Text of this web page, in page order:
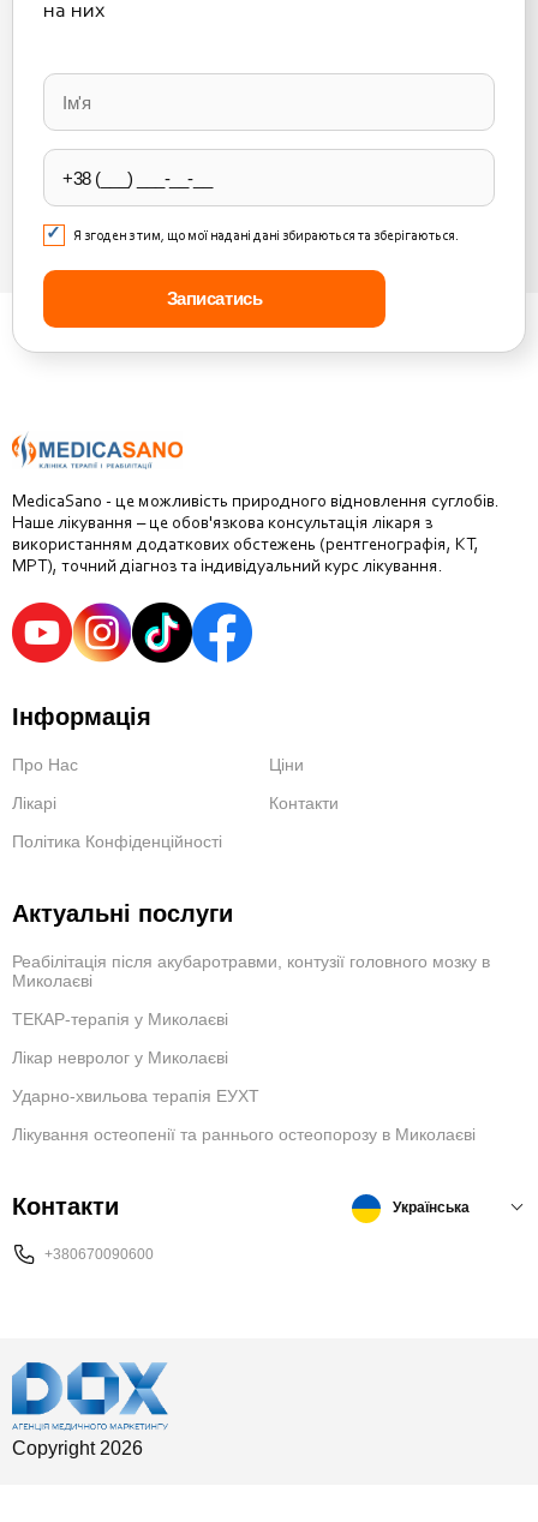
на них
leave
this
field
empty.
Я згоден з тим, що мої надані дані збираються та зберігаються.
MedicaSano - це можливість природного відновлення суглобів.
Наше лікування – це обов'язкова консультація лікаря з
використанням додаткових обстежень (рентгенографія, КТ,
МРТ), точний діагноз та індивідуальний курс лікування.
Інформація
Про Нас
Ціни
Лікарі
Контакти
Політика Конфіденційності
Актуальні послуги
Реабілітація після акубаротравми, контузії головного мозку в
Миколаєві
ТЕКАР-терапія у Миколаєві
Лікар невролог у Миколаєві
Ударно-хвильова терапія ЕУХТ
Лікування остеопенії та раннього остеопорозу в Миколаєві
Контакти
+380670090600
Українська
Copyright 2026